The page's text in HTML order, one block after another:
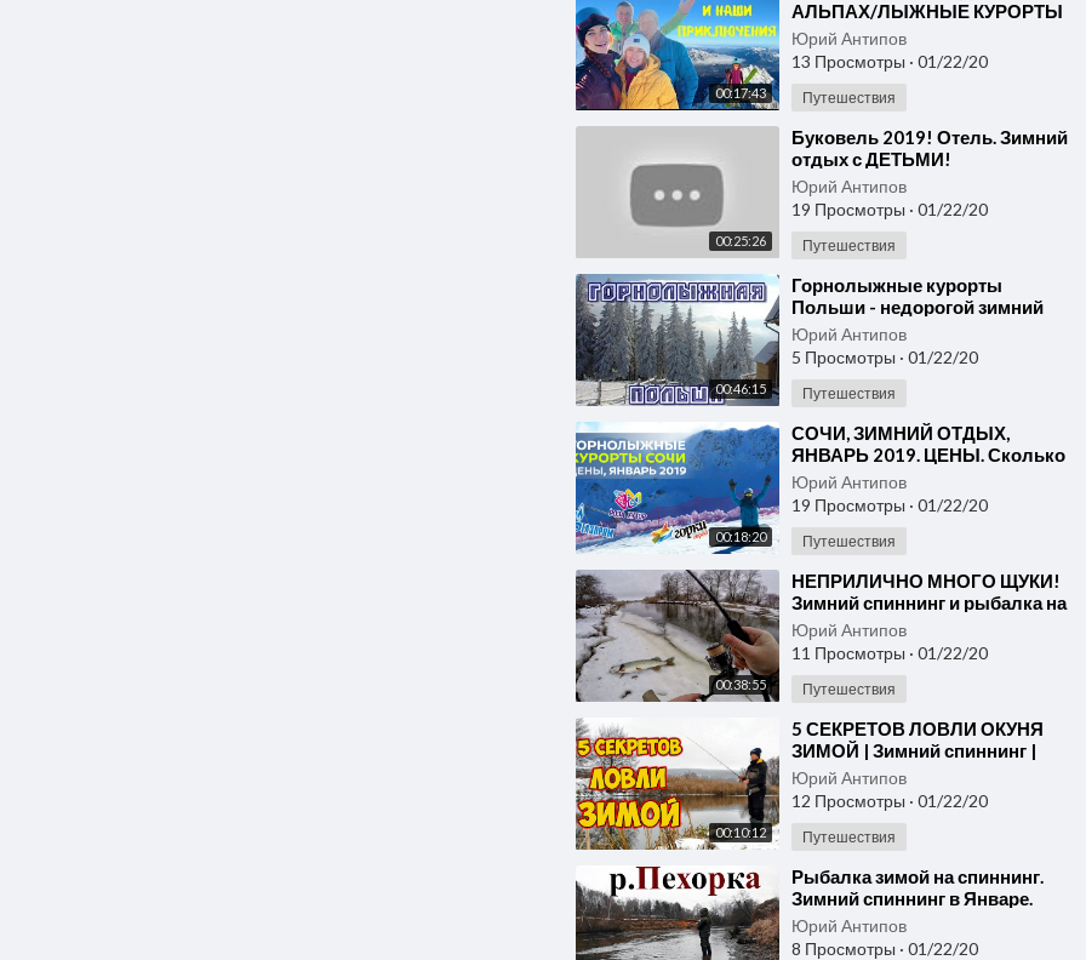
00:17:43
АЛЬПАХ/ЛЫЖНЫЕ КУРОРТЫ
ГАРМИШ И ЦУГШПИТЦЕ В
ГЕРМАНИИ/ ДАРИМ
ПОДАРКИ НА РОЖДЕСТВО
Юрий Антипов
13 Просмотры · 01/22/20
Путешествия
00:25:26
⁣Буковель 2019! Отель. Зимний
отдых с ДЕТЬМИ!
Горнолыжный курорт!
Юрий Антипов
19 Просмотры · 01/22/20
Путешествия
00:46:15
⁣Горнолыжные курорты
Польши - недорогой зимний
отдых и катание на лыжах
Юрий Антипов
5 Просмотры · 01/22/20
Путешествия
00:18:20
⁣СОЧИ, ЗИМНИЙ ОТДЫХ,
ЯНВАРЬ 2019. ЦЕНЫ. Сколько
стоит поездка.
Юрий Антипов
19 Просмотры · 01/22/20
Путешествия
00:38:55
⁣НЕПРИЛИЧНО МНОГО ЩУКИ!
Зимний спиннинг и рыбалка на
щуку 2019! Ловля щуки на
малой реке зимой
Юрий Антипов
11 Просмотры · 01/22/20
Путешествия
00:10:12
⁣5 СЕКРЕТОВ ЛОВЛИ ОКУНЯ
ЗИМОЙ | Зимний спиннинг |
Ультралайт | Рыбалка на окуня
Юрий Антипов
12 Просмотры · 01/22/20
Путешествия
⁣Рыбалка зимой на спиннинг.
Зимний спиннинг в Январе.
Ловля в Подмосковье на реке
Пехорка 2020.
Юрий Антипов
8 Просмотры · 01/22/20